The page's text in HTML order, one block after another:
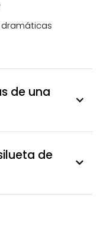
de una
de